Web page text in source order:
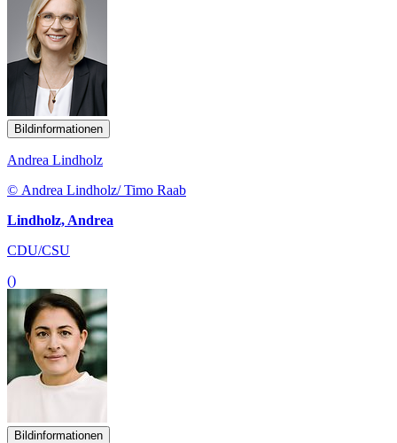
Bildinformationen
Andrea Lindholz
© Andrea Lindholz/ Timo Raab
Lindholz, Andrea
CDU/CSU
()
Bildinformationen